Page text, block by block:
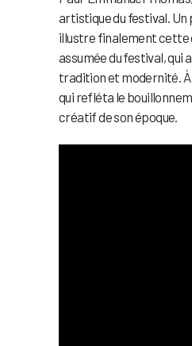
artistique du festival. Un
illustre finalement
assumée du festival, qui
tradition et modernité. À
qui refléta le
créatif de son époque.